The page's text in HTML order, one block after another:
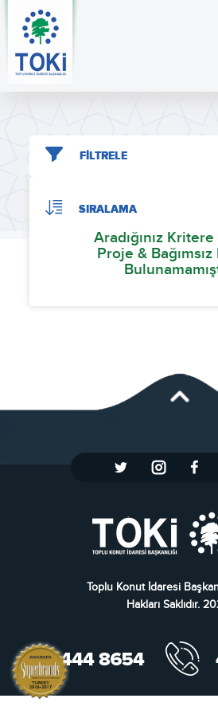
FİLTRELE
SIRALAMA
Aradığınız
Proje &
Toplu Konut İdaresi
Hakları Saklıdır.